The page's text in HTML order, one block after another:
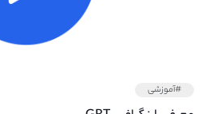
#آموزشی